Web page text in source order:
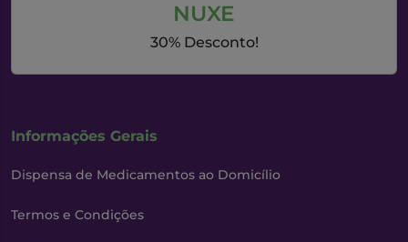
NUXE
30% Desconto!
Informações Gerais
Dispensa de Medicamentos ao Domicílio
Termos e Condições